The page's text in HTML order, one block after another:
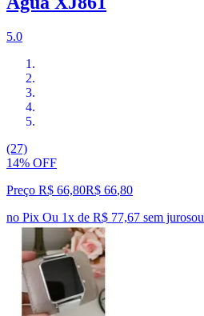
5.0
(27)
14% OFF
Preço R$ 66,80R$ 66,80
no Pix Ou 1x de R$ 77,67 sem jurosou